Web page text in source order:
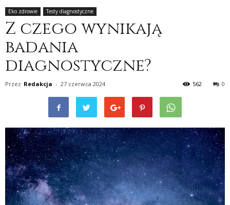
Eko zdrowie Testy diagnostyczne
Z czego wynikają
badania
diagnostyczne?
Przez Redakcja - 27 czerwca 2024 0
562